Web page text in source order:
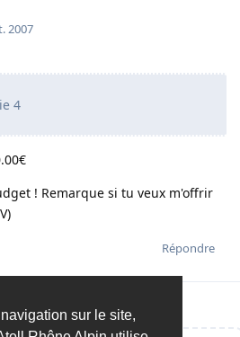
sur le site,
2007
4
! Remarque si tu veux m'offrir
Répondre